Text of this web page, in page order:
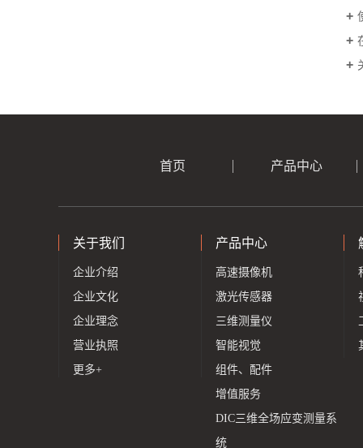
首页 产品中心
关于我们
企业介绍
企业文化
企业理念
营业执照
更多+
产品中心
高速摄像机
激光传感器
三维测量仪
智能视觉
组件、配件
增值服务
DIC三维全场应变测量系
统